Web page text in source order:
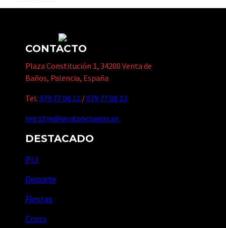
CONTACTO
Plaza Constitución 1, 34200 Venta de
Baños, Palencia, España
Tel: 979 77 08 12 /979 77 08 13
registro@ventadebanos.es
DESTACADO
PIJ
Deporte
Fiestas
Cross